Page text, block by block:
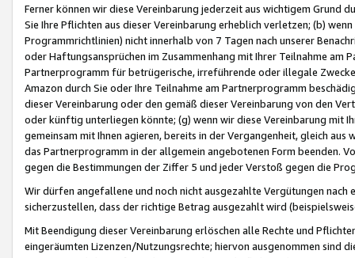
Ferner können wir diese Vereinbarung jederzeit aus wichtigem Grund
Sie Ihre Pflichten aus dieser Vereinbarung erheblich verletzen; (b)
Programmrichtlinien) nicht innerhalb von 7 Tagen nach unserer
oder Haftungsansprüchen im Zusammenhang mit Ihrer Teilnahme am
Partnerprogramm für betrügerische, irreführende oder illegale
Amazon durch Sie oder Ihre Teilnahme am Partnerprogramm
dieser Vereinbarung oder den gemäß dieser Vereinbarung von den
oder künftig unterliegen könnte; (g) wenn wir diese Vereinbarung mit
gemeinsam mit Ihnen agieren, bereits in der Vergangenheit, gleich
das Partnerprogramm in der allgemein angebotenen Form beenden.
gegen die Bestimmungen der Ziffer 5 und jeder Verstoß gegen die
Wir dürfen angefallene und noch nicht ausgezahlte Vergütungen
sicherzustellen, dass der richtige Betrag ausgezahlt wird
Mit Beendigung dieser Vereinbarung erlöschen alle Rechte und
eingeräumten Lizenzen/Nutzungsrechte; hiervon ausgenommen sind